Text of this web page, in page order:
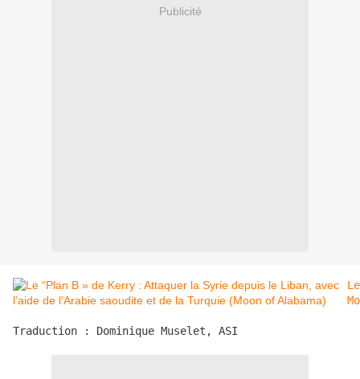
Publicité
Traduction : Dominique Muselet, ASI